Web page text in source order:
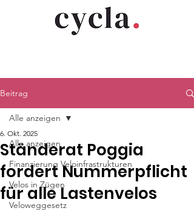
Beitrag
Alle anzeigen
Finanzierung Veloinfrastrukturen
Velos in Zügen
Veloweggesetz
Alle anzeigen
Ständerat Poggia
fordert Nummerpflicht
für alle Lastenvelos
6. Okt. 2025